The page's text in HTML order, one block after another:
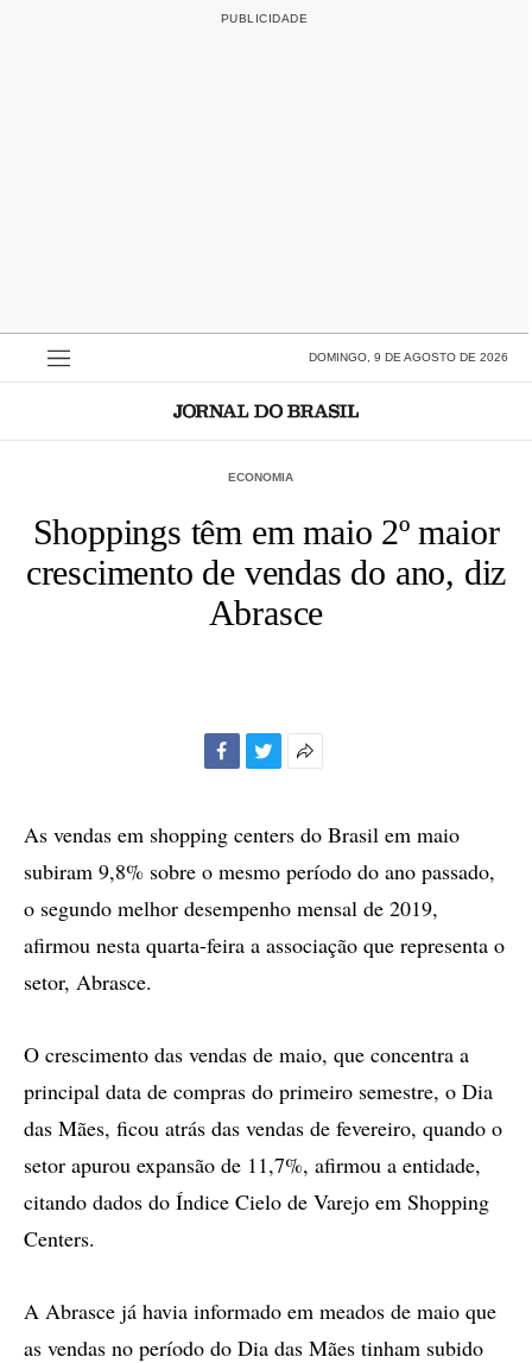
DOMINGO, 9 DE AGOSTO DE 2026
ECONOMIA
Shoppings têm em maio 2º maior
crescimento de vendas do ano, diz
Abrasce
compartilhamento
As vendas em shopping centers do Brasil em maio
subiram 9,8% sobre o mesmo período do ano passado,
o segundo melhor desempenho mensal de 2019,
afirmou nesta quarta-feira a associação que representa o
setor, Abrasce.
O crescimento das vendas de maio, que concentra a
principal data de compras do primeiro semestre, o Dia
das Mães, ficou atrás das vendas de fevereiro, quando o
setor apurou expansão de 11,7%, afirmou a entidade,
citando dados do Índice Cielo de Varejo em Shopping
Centers.
A Abrasce já havia informado em meados de maio que
as vendas no período do Dia das Mães tinham subido